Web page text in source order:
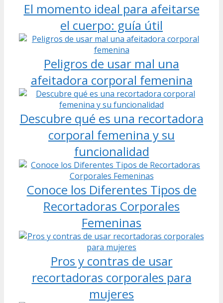
El momento ideal para afeitarse
el cuerpo: guía útil
Peligros de usar mal una
afeitadora corporal femenina
Descubre qué es una recortadora
corporal femenina y su
funcionalidad
Conoce los Diferentes Tipos de
Recortadoras Corporales
Femeninas
Pros y contras de usar
recortadoras corporales para
mujeres